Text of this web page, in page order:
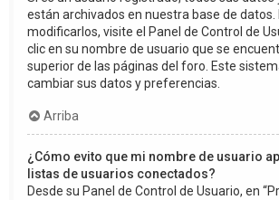
están archivados en nuestra base de datos.
modificarlos, visite el Panel de Control de
clic en su nombre de usuario que se
superior de las páginas del foro. Este
cambiar sus datos y preferencias.
Arriba
¿Cómo evito que mi nombre de usuario
listas de usuarios conectados?
Desde su Panel de Control de Usuario, en